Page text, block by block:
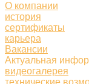
О компании
история
сертификаты
карьера
Вакансии
Актуальная
видеогалерея
технические